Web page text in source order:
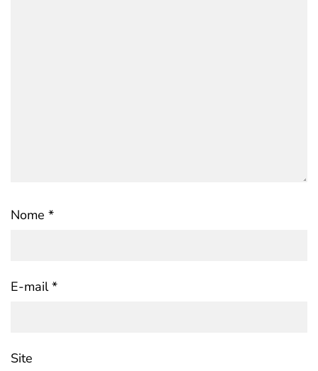
Nome *
E-mail*
Site